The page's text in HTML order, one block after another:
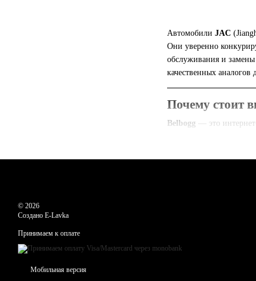
Автомобили JAC
Они уверенно
обслуживания и
качественных аналогов
Почему стоит
Belbogg — это
—
Какие
© 2026
Создано E-Lavka
Принимаем к оплате
Мобильная версия